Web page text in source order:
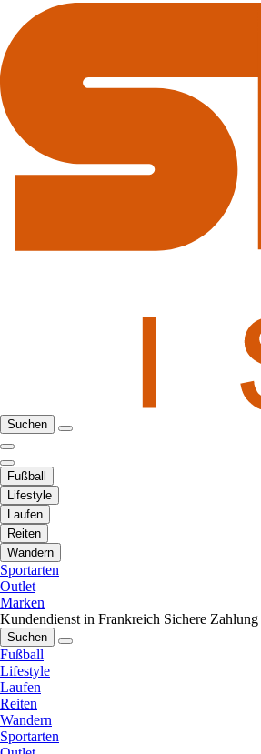
Suchen
Fußball
Lifestyle
Laufen
Reiten
Wandern
Sportarten
Outlet
Marken
Kundendienst in Frankreich Sichere Zahlung
Suchen
Fußball
Lifestyle
Laufen
Reiten
Wandern
Sportarten